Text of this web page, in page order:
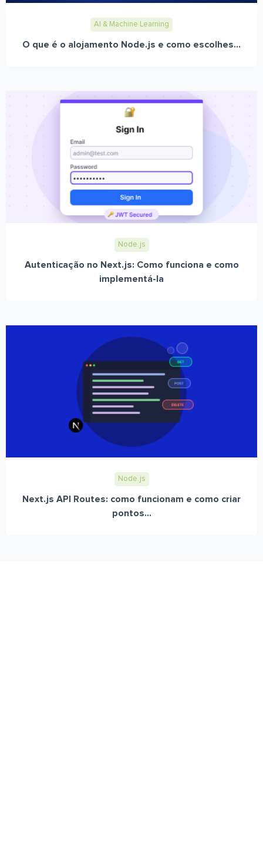
AI & Machine Learning
O que é o alojamento Node.js e como escolhes...
Node.js
Autenticação no Next.js: Como funciona e como
implementá-la
Node.js
Next.js API Routes: como funcionam e como criar
pontos...